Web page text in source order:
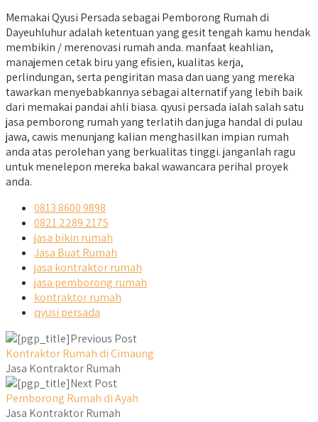
Memakai Qyusi Persada sebagai Pemborong Rumah di
Dayeuhluhur adalah ketentuan yang gesit tengah kamu hendak
membikin / merenovasi rumah anda. manfaat keahlian,
manajemen cetak biru yang efisien, kualitas kerja,
perlindungan, serta pengiritan masa dan uang yang mereka
tawarkan menyebabkannya sebagai alternatif yang lebih baik
dari memakai pandai ahli biasa. qyusi persada ialah salah satu
jasa pemborong rumah yang terlatih dan juga handal di pulau
jawa, cawis menunjang kalian menghasilkan impian rumah
anda atas perolehan yang berkualitas tinggi. janganlah ragu
untuk menelepon mereka bakal wawancara perihal proyek
anda.
0813 8600 9898
0821 2289 2175
jasa bikin rumah
Jasa Buat Rumah
jasa kontraktor rumah
jasa pemborong rumah
kontraktor rumah
qyusi persada
Previous Post
Kontraktor Rumah di Cimaung
Jasa Kontraktor Rumah
Next Post
Pemborong Rumah di Ayah
Jasa Kontraktor Rumah